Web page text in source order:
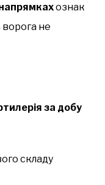
ознак
не
за добу
складу